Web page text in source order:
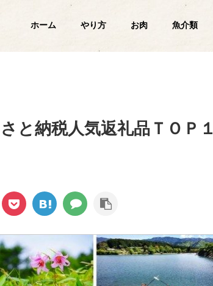
ホーム やり方 お肉 魚介類
と納税人気返礼品ＴＯＰ１